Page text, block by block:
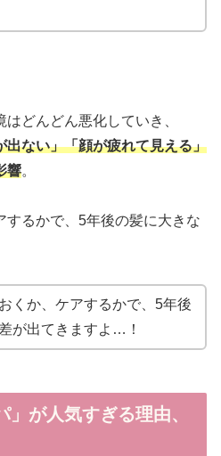
どんどん悪化していき、
出ない」「顔が疲れて見える」
響。
するかで、5年後の髪に大きな
くか、ケアするかで、5年後
が出てきますよ…！
」が人気すぎる理由、